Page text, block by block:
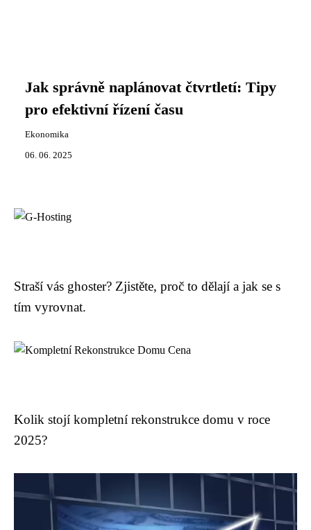
Jak správně naplánovat čtvrtletí: Tipy
pro efektivní řízení času
Ekonomika
06. 06. 2025
Straší vás ghoster? Zjistěte, proč to dělají a jak se s
tím vyrovnat.
Kolik stojí kompletní rekonstrukce domu v roce
2025?